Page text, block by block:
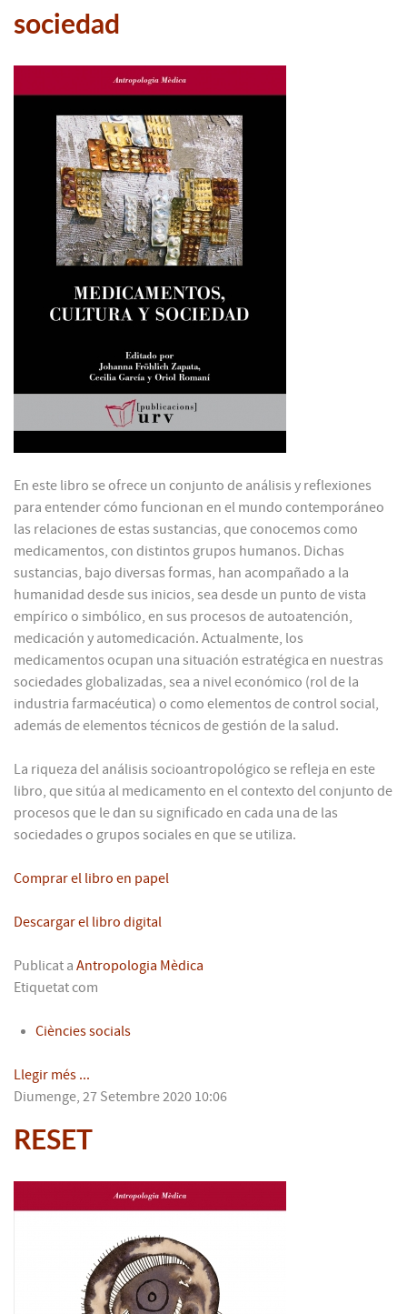
sociedad
En este libro se ofrece un conjunto de análisis y reflexiones
para entender cómo funcionan en el mundo contemporáneo
las relaciones de estas sustancias, que conocemos como
medicamentos, con distintos grupos humanos. Dichas
sustancias, bajo diversas formas, han acompañado a la
humanidad desde sus inicios, sea desde un punto de vista
empírico o simbólico, en sus procesos de autoatención,
medicación y automedicación. Actualmente, los
medicamentos ocupan una situación estratégica en nuestras
sociedades globalizadas, sea a nivel económico (rol de la
industria farmacéutica) o como elementos de control social,
además de elementos técnicos de gestión de la salud.
La riqueza del análisis socioantropológico se refleja en este
libro, que sitúa al medicamento en el contexto del conjunto de
procesos que le dan su significado en cada una de las
sociedades o grupos sociales en que se utiliza.
Comprar el libro en papel
Descargar el libro digital
Publicat a Antropologia Mèdica
Etiquetat com
Ciències socials
Llegir més ...
Diumenge, 27 Setembre 2020 10:06
RESET